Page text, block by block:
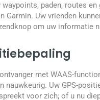
paden, routes
Garmin. Uw vrienden
om uw informatie
met WAAS-
nauwkeurig. Uw GPS-
voor zich; of u nu